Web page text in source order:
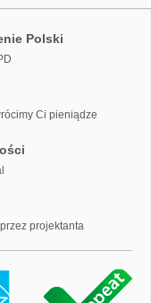
Polski
Ci pieniądze
projektanta